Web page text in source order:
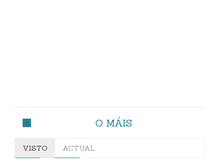
O MÁIS
VISTO ACTUAL